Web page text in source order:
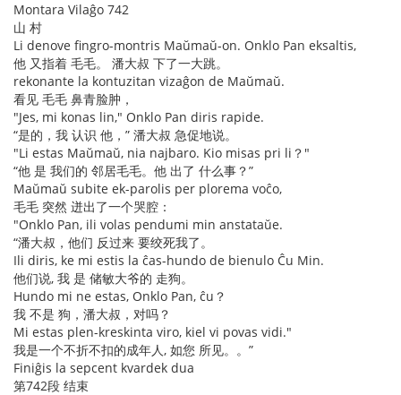
Montara Vilaĝo 742
山 村
Li denove fingro-montris Maŭmaŭ-on. Onklo Pan eksaltis,
他 又指着 毛毛。 潘大叔 下了一大跳。
rekonante la kontuzitan vizaĝon de Maŭmaŭ.
看见 毛毛 鼻青脸肿，
"Jes, mi konas lin," Onklo Pan diris rapide.
“是的，我 认识 他，” 潘大叔 急促地说。
"Li estas Maŭmaŭ, nia najbaro. Kio misas pri li？"
“他 是 我们的 邻居毛毛。他 出了 什么事？”
Maŭmaŭ subite ek-parolis per plorema voĉo,
毛毛 突然 迸出了一个哭腔：
"Onklo Pan, ili volas pendumi min anstataŭe.
“潘大叔，他们 反过来 要绞死我了。
Ili diris, ke mi estis la ĉas-hundo de bienulo Ĉu Min.
他们说, 我 是 储敏大爷的 走狗。
Hundo mi ne estas, Onklo Pan, ĉu？
我 不是 狗，潘大叔，对吗？
Mi estas plen-kreskinta viro, kiel vi povas vidi."
我是一个不折不扣的成年人, 如您 所见。。”
Finiĝis la sepcent kvardek dua
第742段 结束